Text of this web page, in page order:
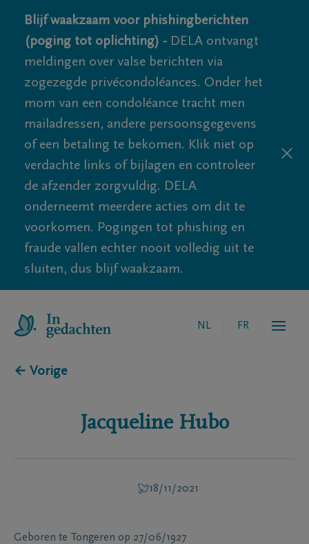
Blijf waakzaam voor phishingberichten
(poging tot oplichting) - DELA ontvangt
meldingen over valse berichten via
zogezegde privécondoléances. Onder het
mom van een condoléance tracht men
mailadressen, andere persoonsgegevens
of een betaling te bekomen. Klik niet op
verdachte links of bijlagen en controleer
de afzender zorgvuldig. DELA
onderneemt meerdere acties om dit te
voorkomen. Pogingen tot phishing en
fraude vallen echter nooit volledig uit te
sluiten, dus blijf waakzaam.
NL FR
← Vorige
Jacqueline Hubo
18/11/2021
Geboren te Tongeren op 27/06/1927